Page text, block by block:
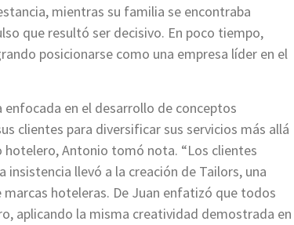
mientras su familia se encontraba
que resultó ser decisivo. En poco tiempo,
posicionarse como una empresa líder en el
en el desarrollo de conceptos
clientes para diversificar sus servicios más allá
Antonio tomó nota. “Los clientes
insistencia llevó a la creación de Tailors, una
hoteleras. De Juan enfatizó que todos
aplicando la misma creatividad demostrada en